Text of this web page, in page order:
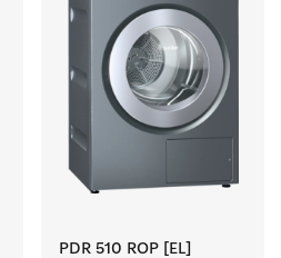
PDR 510 ROP [EL]